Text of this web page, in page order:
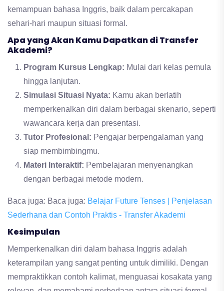
kemampuan bahasa Inggris, baik dalam percakapan
sehari-hari maupun situasi formal.
Apa yang Akan Kamu Dapatkan di Transfer
Akademi?
Program Kursus Lengkap: Mulai dari kelas pemula
hingga lanjutan.
Simulasi Situasi Nyata: Kamu akan berlatih
memperkenalkan diri dalam berbagai skenario, seperti
wawancara kerja dan presentasi.
Tutor Profesional: Pengajar berpengalaman yang
siap membimbingmu.
Materi Interaktif: Pembelajaran menyenangkan
dengan berbagai metode modern.
Baca juga: Baca juga: Belajar Future Tenses | Penjelasan
Sederhana dan Contoh Praktis - Transfer Akademi
Kesimpulan
Memperkenalkan diri dalam bahasa Inggris adalah
keterampilan yang sangat penting untuk dimiliki. Dengan
mempraktikkan contoh kalimat, menguasai kosakata yang